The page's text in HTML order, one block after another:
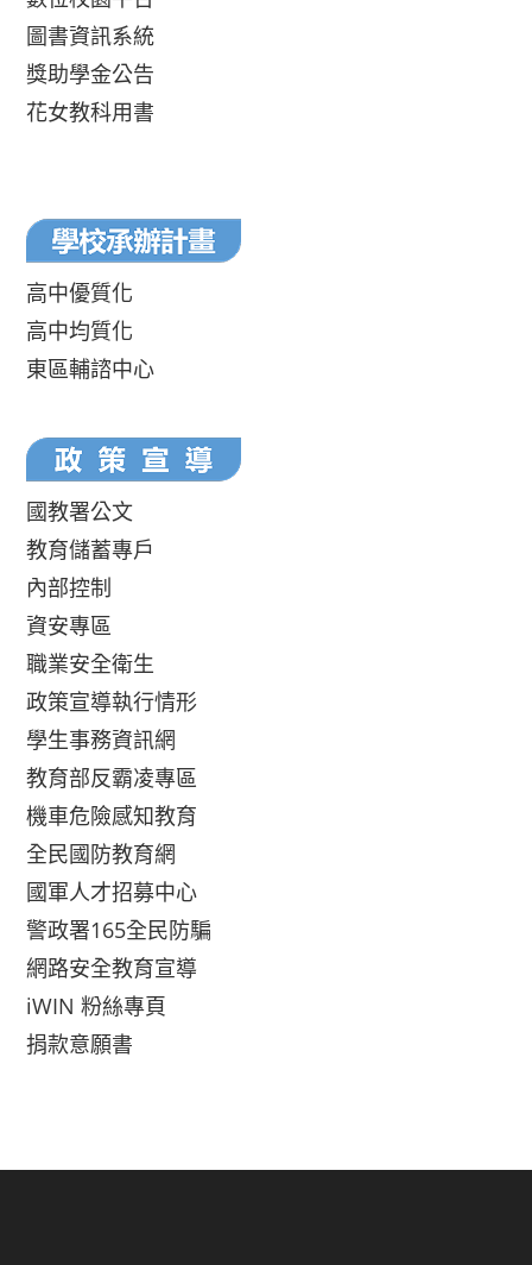
圖書資訊系統
獎助學金公告
花女教科用書
高中優質化
高中均質化
東區輔諮中心
國教署公文
教育儲蓄專戶
內部控制
資安專區
職業安全衛生
政策宣導執行情形
學生事務資訊網
教育部反霸凌專區
機車危險感知教育
全民國防教育網
國軍人才招募中心
警政署165全民防騙
網路安全教育宣導
iWIN 粉絲專頁
捐款意願書